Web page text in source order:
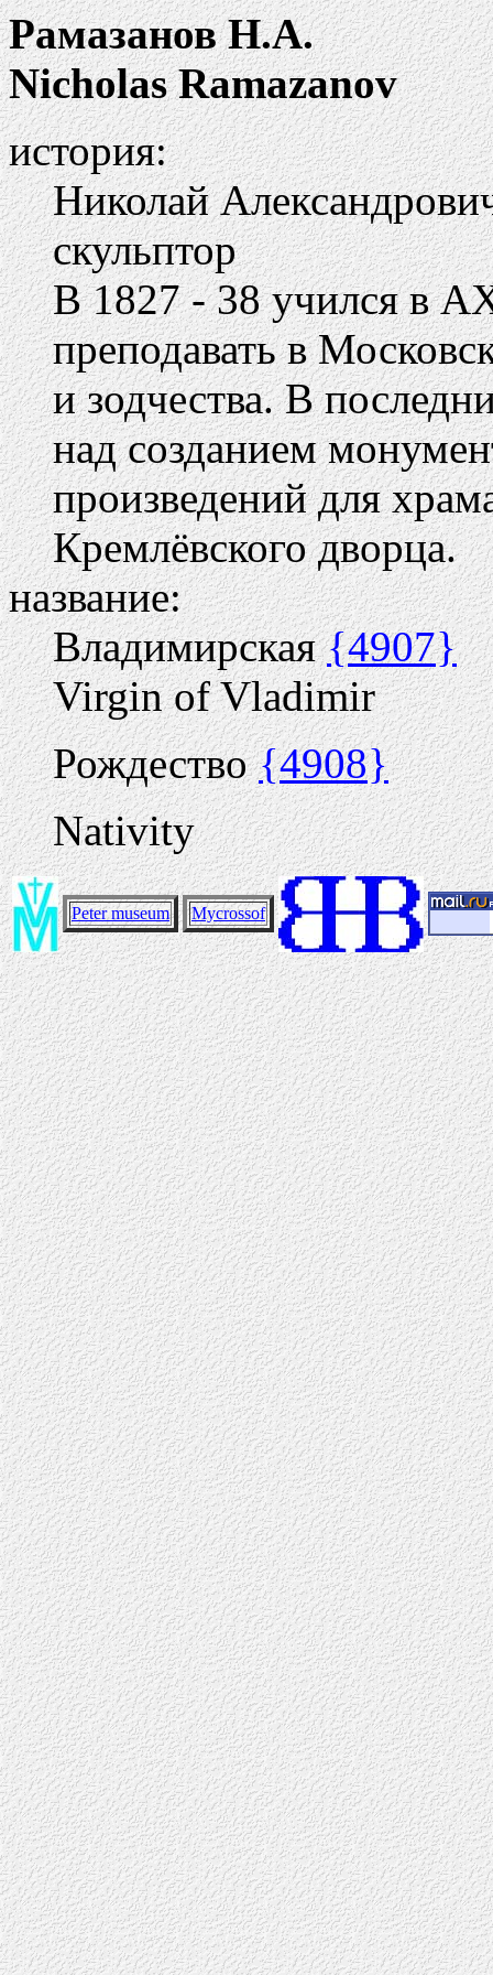
Рамазанов Н.А.
Nicholas Ramazanov
история:
Николай
скульптор
В 1827 - 38 учился в
преподавать в
и зодчества. В
над созданием
произведений для
Кремлёвского дворца.
название:
Владимирская{4907}
Virgin of Vladimir
Рождество{4908}
Nativity
Peter museum Mycrossof